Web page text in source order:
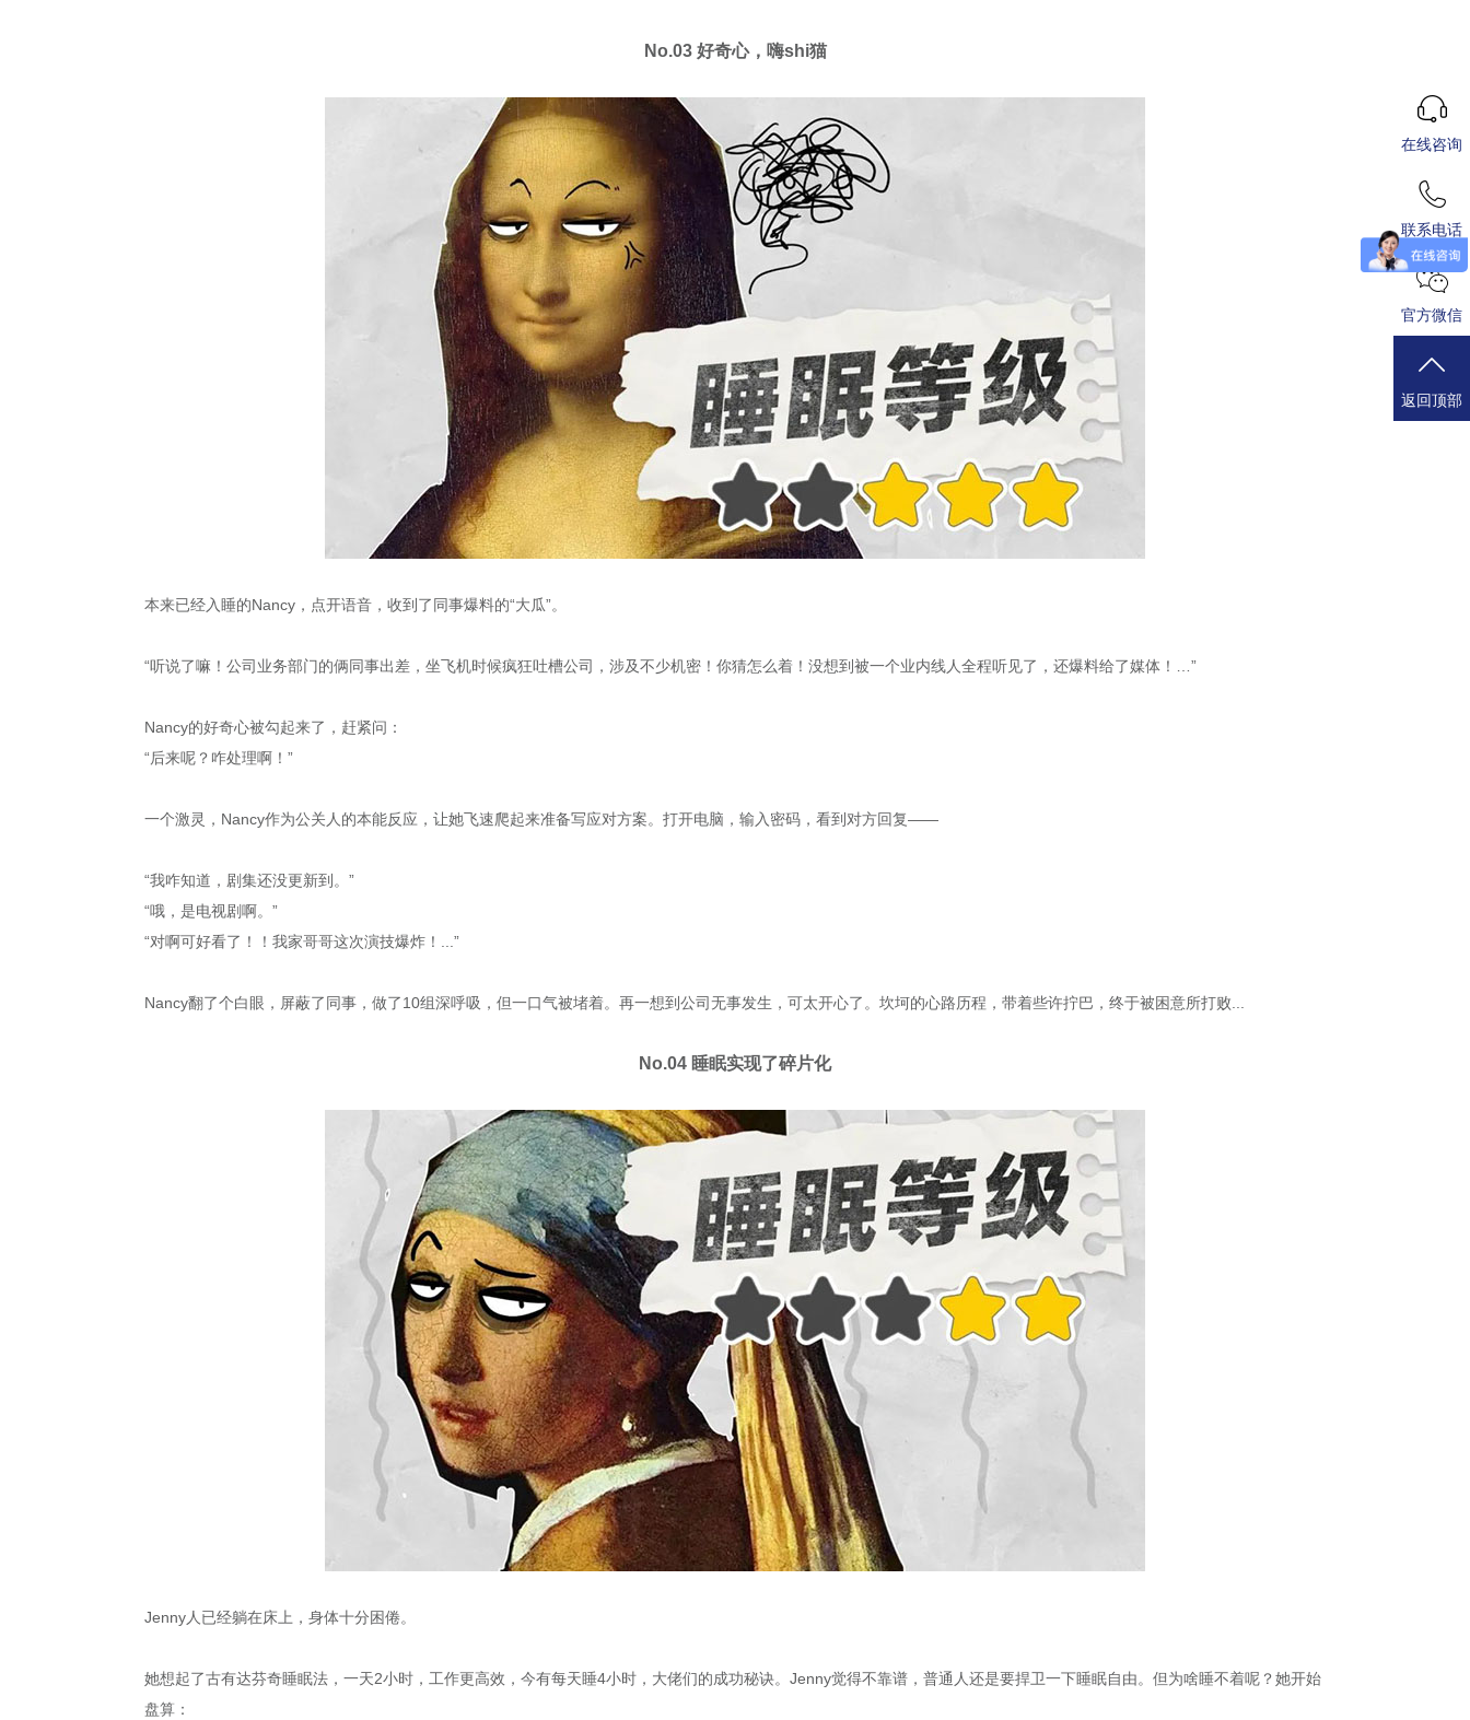
No.03 好奇心，嗨shi猫
本来已经入睡的Nancy，点开语音，收到了同事爆料的“大瓜”。
“听说了嘛！公司业务部门的俩同事出差，坐飞机时候疯狂吐槽公司，涉及不少机密！你猜怎么着！没想到被一个业内线人全程听见了，还爆料给了媒体！…”
Nancy的好奇心被勾起来了，赶紧问：
“后来呢？咋处理啊！”
一个激灵，Nancy作为公关人的本能反应，让她飞速爬起来准备写应对方案。打开电脑，输入密码，看到对方回复——
“我咋知道，剧集还没更新到。”
“哦，是电视剧啊。”
“对啊可好看了！！我家哥哥这次演技爆炸！...”
Nancy翻了个白眼，屏蔽了同事，做了10组深呼吸，但一口气被堵着。再一想到公司无事发生，可太开心了。坎坷的心路历程，带着些许拧巴，终于被困意所打败...
No.04 睡眠实现了碎片化
Jenny人已经躺在床上，身体十分困倦。
她想起了古有达芬奇睡眠法，一天2小时，工作更高效，今有每天睡4小时，大佬们的成功秘诀。Jenny觉得不靠谱，普通人还是要捍卫一下睡眠自由。但为啥睡不着呢？她开始
盘算：
在线咨询
联系电话
官方微信
返回顶部